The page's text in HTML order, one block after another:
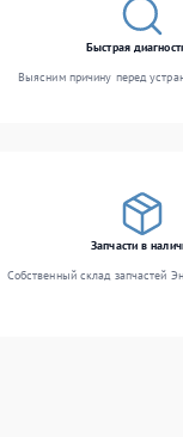
Быстрая
Выясним причину перед
Запчасти в
Собственный склад запчастей